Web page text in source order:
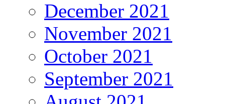
December 2021
November 2021
October 2021
September 2021